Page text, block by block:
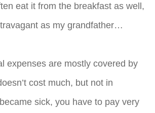
eat it from the breakfast as well,
as my grandfather…
expenses are mostly covered by
cost much, but not in
sick, you have to pay very